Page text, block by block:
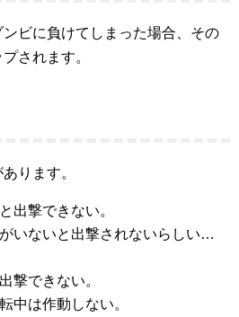
ビに負けてしまった場合、その
されます。
ります。
出撃できない。
いないと出撃されないらしい…
撃できない。
中は作動しない。